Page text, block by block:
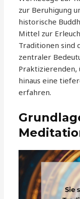
zur Beruhigung
historische
Mittel zur
Traditionen sind
zentraler
Praktizierenden,
hinaus eine
erfahren.